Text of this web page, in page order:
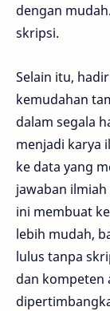
dengan
skripsi.
Selain itu,
kemudahan
dalam segala
menjadi karya
ke data yang
jawaban
ini membuat
lebih mudah,
lulus tanpa
dan kompeten